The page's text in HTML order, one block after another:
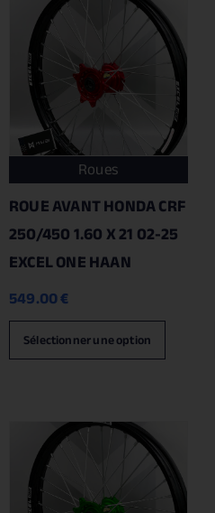
Roues
ROUE AVANT HONDA CRF
250/450 1.60 X 21 02-25
EXCEL ONE HAAN
549.00€
Sélectionner une option